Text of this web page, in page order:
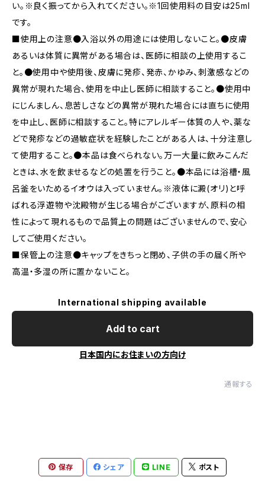
い。※良く振ってから入れてください。※1回使用料の目安は25ml
です。
■使用上の注意●入浴以外の用途には使用しないこと。●皮膚
あるいは体質に異常がある場合は、医師に相談の上使用するこ
と。●使用中や使用後、皮膚に発疹、発赤、かゆみ、刺激感などの
異常が現れた場合、使用を中止し医師に相談すること。●使用中
にじんましん、息苦しさなどの異常が現れた場合には直ちに使用
を中止し、医師に相談すること。特にアレルギー体質の人や、薬な
どで発疹などの過敏症状を経験したことがある人は、十分注意し
て使用すること。●本品は食べられない。万一大量に飲みこんだ
ときは、水を飲ませるなどの処置を行うこと。●本品には浴槽・風
呂釜をいためるイオウは入っていません。※液体に澱(オリ)と呼
ばれる浮遊物や沈殿物が生じる場合がございますが、原料の相
性によって現れるもので品質上の問題はございませんので、安心
してご使用ください。
■保管上の注意●キャップをきちっと閉め、子供の手の届く所や
高温・多湿の所に置かないこと。
International shipping available
Add to cart
日本国内にお住まいの方向け
通報する
保存 シェア LINE ポスト